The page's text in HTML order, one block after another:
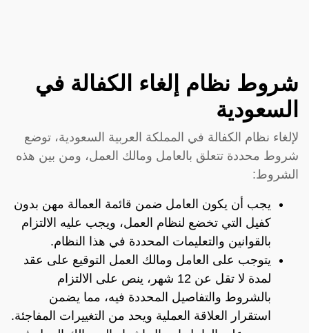
شروط نظام إلغاء الكفالة في
السعودية
لإلغاء نظام الكفالة في المملكة العربية السعودية، توضع
شروط محددة تتعلق بالعامل ومالك العمل، ومن بين هذه
الشروط:
يجب أن يكون العامل ضمن قائمة العمالة مهن بدون
كفيل التي تخضع لنظام العمل، ويجب عليه الالتزام
بالقوانين والتعليمات المحددة في هذا النظام.
يتوجب على العامل ومالك العمل التوقيع على عقد
لمدة لا تقل عن 12 شهر، ينص على الالتزام
بالشروط والتفاصيل المحددة فيه، مما يضمن
استقرار العلاقة العملية ويحد من التغييرات المفاجئة.